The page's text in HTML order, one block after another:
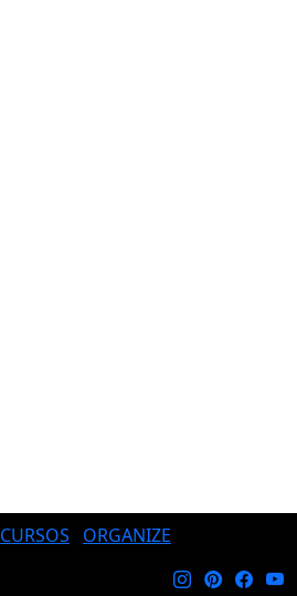
CURSOS ORGANIZE